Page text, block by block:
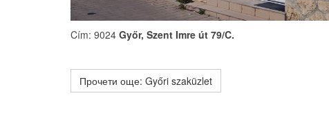
Cím: 9024 Győr, Szent Imre út 79/C.
Прочети още: Győri szaküzlet